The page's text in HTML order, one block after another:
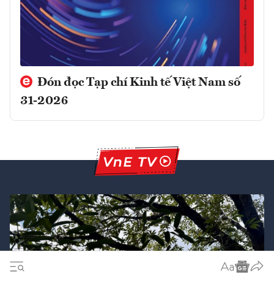
Đón đọc Tạp chí Kinh tế Việt Nam số
31-2026